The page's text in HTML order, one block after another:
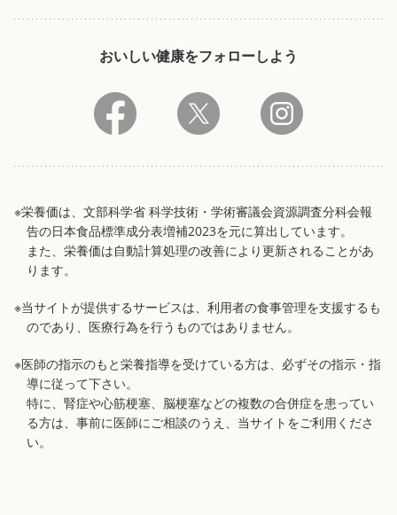
おいしい健康をフォローしよう
※栄養価は、文部科学省 科学技術・学術審議会資源調査分科会報
告の日本食品標準成分表増補2023を元に算出しています。
また、栄養価は自動計算処理の改善により更新されることがあ
ります。
※当サイトが提供するサービスは、利用者の食事管理を支援するも
のであり、医療行為を行うものではありません。
※医師の指示のもと栄養指導を受けている方は、必ずその指示・指
導に従って下さい。
特に、腎症や心筋梗塞、脳梗塞などの複数の合併症を患ってい
る方は、事前に医師にご相談のうえ、当サイトをご利用くださ
い。